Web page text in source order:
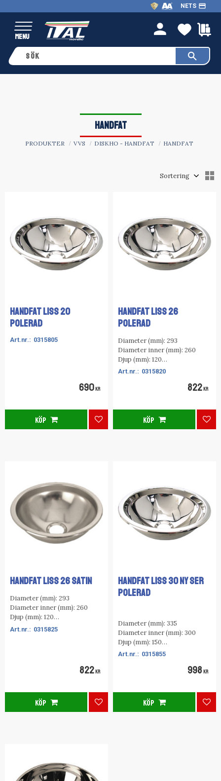
Meny
NETS payment
person
HANDFAT
PRODUKTER VVS DISKHO - HANDFAT HANDFAT
HANDFAT LISS 20
POLERAD
0315805
690 KR
Lägg till i favoriter
KÖP
HANDFAT LISS 26
POLERAD
Diameter (mm): 293
Diameter inner (mm): 260
Djup (mm): 120
Flänstyp: A0315820
822 KR
KÖP
HANDFAT LISS 26 SATIN
Diameter (mm): 293
Diameter inner (mm): 260
Djup (mm): 120
Flänstyp: A0315825
822 KR
Lägg till i favoriter
KÖP
HANDFAT LISS 30 NY SER
POLERAD
Diameter (mm): 335
Diameter inner (mm): 300
Djup (mm): 150
Flänstyp: A0315855
998 KR
KÖP